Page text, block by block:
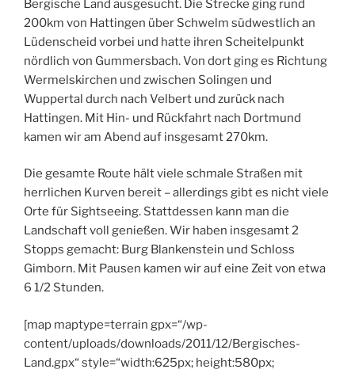
Bergische Land ausgesucht. Die Strecke ging rund
200km von Hattingen über Schwelm südwestlich an
Lüdenscheid vorbei und hatte ihren Scheitelpunkt
nördlich von Gummersbach. Von dort ging es Richtung
Wermelskirchen und zwischen Solingen und
Wuppertal durch nach Velbert und zurück nach
Hattingen. Mit Hin- und Rückfahrt nach Dortmund
kamen wir am Abend auf insgesamt 270km.
Die gesamte Route hält viele schmale Straßen mit
herrlichen Kurven bereit – allerdings gibt es nicht viele
Orte für Sightseeing. Stattdessen kann man die
Landschaft voll genießen. Wir haben insgesamt 2
Stopps gemacht: Burg Blankenstein und Schloss
Gimborn. Mit Pausen kamen wir auf eine Zeit von etwa
6 1/2 Stunden.
[map maptype=terrain gpx=“/wp-
content/uploads/downloads/2011/12/Bergisches-
Land.gpx“ style=“width:625px; height:580px;